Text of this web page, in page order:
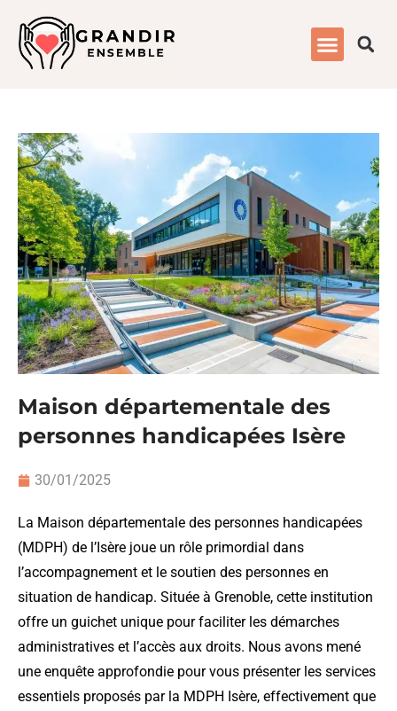
Maison départementale des
personnes handicapées Isère
30/01/2025
La Maison départementale des personnes handicapées
(MDPH) de l’Isère joue un rôle primordial dans
l’accompagnement et le soutien des personnes en
situation de handicap. Située à Grenoble, cette institution
offre un guichet unique pour faciliter les démarches
administratives et l’accès aux droits. Nous avons mené
une enquête approfondie pour vous présenter les services
essentiels proposés par la MDPH Isère, effectivement que